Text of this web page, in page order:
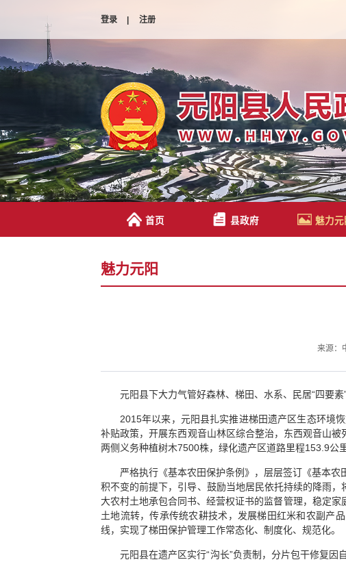
登录 | 注册
首页 县政府 魅力元
魅力元阳
来源：
元阳县下大力气管好森林、梯田、水系、民居“四要
2015年以来，元阳县扎实推进梯田遗产区生态环境
补贴政策，开展东西观音山林区综合整治，东西观音山
两侧义务种植树木7500株，绿化遗产区道路里程153.9公
严格执行《基本农田保护条例》，层层签订《基本
积不变的前提下，引导、鼓励当地居民依托持续的降雨
大农村土地承包合同书、经营权证书的监督管理，稳定
土地流转，传承传统农耕技术，发展梯田红米和农副产
线，实现了梯田保护管理工作常态化、制度化、规范化。
元阳县在遗产区实行“沟长”负责制，分片包干修复